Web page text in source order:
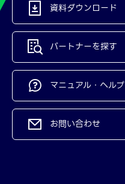
資料ダウンロード
パートナーを探す
マニュアル・ヘルプ
お問い合わせ